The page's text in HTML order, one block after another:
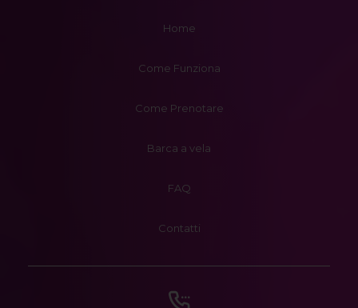
Home
Come Funziona
Come Prenotare
Barca a vela
FAQ
Contatti